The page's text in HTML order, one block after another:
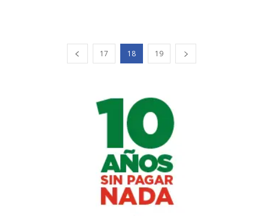
17 18 19